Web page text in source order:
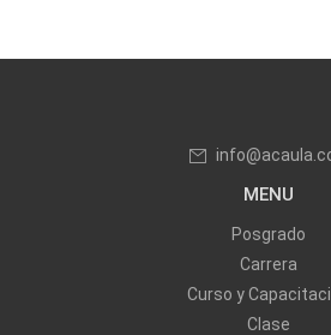
MENU
Posgrado
Carrera
Curso y
Clase